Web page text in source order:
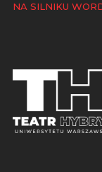
NA SILNIKU